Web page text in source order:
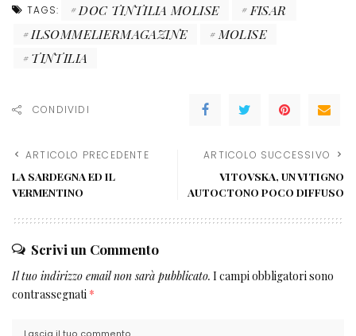
TAGS: DOC TINTILIA MOLISE
FISAR
ILSOMMELIERMAGAZINE
MOLISE
TINTILIA
CONDIVIDI
ARTICOLO PRECEDENTE
LA SARDEGNA ED IL
VERMENTINO
ARTICOLO SUCCESSIVO
VITOVSKA, UN VITIGNO
AUTOCTONO POCO DIFFUSO
Scrivi un Commento
Il tuo indirizzo email non sarà pubblicato. I campi obbligatori sono
contrassegnati *